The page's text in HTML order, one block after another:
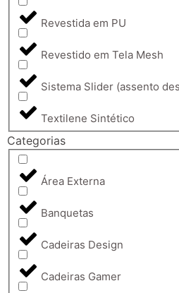
Revestida em PU
Revestido em Tela Mesh
Sistema Slider (assento
Textilene Sintético
Categorias
Área Externa
Banquetas
Cadeiras Design
Cadeiras Gamer